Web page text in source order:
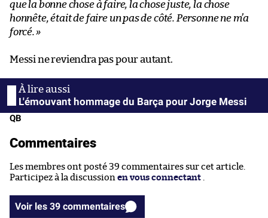
que la bonne chose à faire, la chose juste, la chose
honnête, était de faire un pas de côté. Personne ne m’a
forcé.»
Messi ne reviendra pas pour autant.
L'émouvant hommage du Barça pour Jorge Messi
QB
Commentaires
Les membres ont posté 39 commentaires sur cet article.
Participez à la discussion en vous connectant
Voir les 39 commentaires